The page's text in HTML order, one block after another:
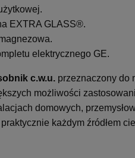
EXTRA GLASS®.
elektrycznego GE.
c.w.u. przeznaczony do
możliwości
domowych,
każdym źródłem